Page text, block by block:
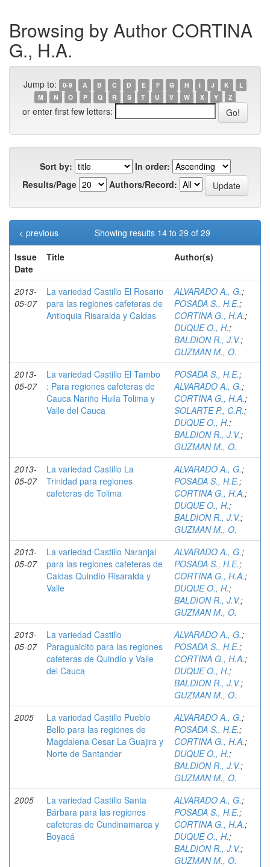
Browsing by Author CORTINA
G., H.A.
Jump to: 0-9 A B C D E F G H I J K
L
M
N O P Q R S T U V W X Y Z
or enter first few letters:
Sort by:
In order:
Results/Page
Authors/Record:
Showing results 14 to 29 of 29
< previous
Issue
Date
Title Author(s)
2013-
05-07
La variedad Castillo El Rosario
para las regiones cafeteras de
Antioquia Risaralda y Caldas
ALVARADO A., G.;
POSADA S., H.E.;
CORTINA G., H.A.;
DUQUE O., H.;
BALDION R., J.V.;
GUZMAN M., O.
2013-
05-07
La variedad Castillo El Tambo
: Para regiones cafeteras de
Cauca Nariño Huila Tolima y
Valle del Cauca
POSADA S., H.E.;
ALVARADO A., G.;
CORTINA G., H.A.;
SOLARTE P., C.R.;
DUQUE O., H.;
BALDION R., J.V.;
GUZMAN M., O.
2013-
05-07
La variedad Castillo La
Trinidad para regiones
cafeteras de Tolima
ALVARADO A., G.;
POSADA S., H.E.;
CORTINA G., H.A.;
DUQUE O., H.;
BALDION R., J.V.;
GUZMAN M., O.
2013-
05-07
La variedad Castillo Naranjal
para las regiones cafeteras de
Caldas Quindío Risaralda y
Valle
ALVARADO A., G.;
POSADA S., H.E.;
CORTINA G., H.A.;
DUQUE O., H.;
BALDION R., J.V.;
GUZMAN M., O.
2013-
05-07
La variedad Castillo
Paraguaicito para las regiones
cafeteras de Quindío y Valle
del Cauca
ALVARADO A., G.;
POSADA S., H.E.;
CORTINA G., H.A.;
DUQUE O., H.;
BALDION R., J.V.;
GUZMAN M., O.
2005
La variedad Castillo Pueblo
Bello para las regiones de
Magdalena Cesar La Guajira y
Norte de Santander
ALVARADO A., G.;
POSADA S., H.E.;
CORTINA G., H.A.;
DUQUE O., H.;
BALDION R., J.V.;
GUZMAN M., O.
2005
La variedad Castillo Santa
Bárbara para las regiones
cafeteras de Cundinamarca y
Boyacá
ALVARADO A., G.;
POSADA S., H.E.;
CORTINA G., H.A.;
DUQUE O., H.;
BALDION R., J.V.;
GUZMAN M., O.